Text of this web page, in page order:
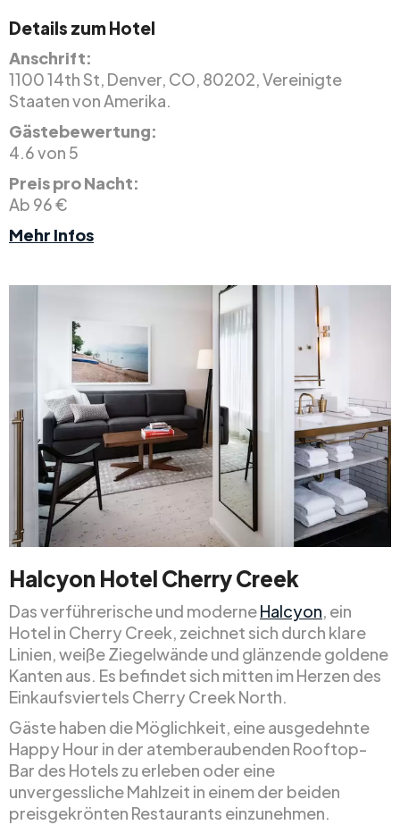
Details zum Hotel
Anschrift:
1100 14th St, Denver, CO, 80202, Vereinigte
Staaten von Amerika.
Gästebewertung:
4.6 von 5
Preis pro Nacht:
Ab 96 €
Mehr Infos
Halcyon Hotel Cherry Creek
Das verführerische und moderneHalcyon, ein
Hotel in Cherry Creek, zeichnet sich durch klare
Linien, weiße Ziegelwände und glänzende goldene
Kanten aus. Es befindet sich mitten im Herzen des
Einkaufsviertels Cherry Creek North.
Gäste haben die Möglichkeit, eine ausgedehnte
Happy Hour in der atemberaubenden Rooftop-
Bar des Hotels zu erleben oder eine
unvergessliche Mahlzeit in einem der beiden
preisgekrönten Restaurants einzunehmen.